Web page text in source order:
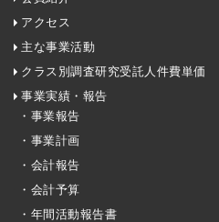
アクセス
主な事業活動
クラス別調査研究受託人件費単価
事業実績・報告
・事業報告
・事業計画
・会計報告
・会計予算
・年間活動報告書